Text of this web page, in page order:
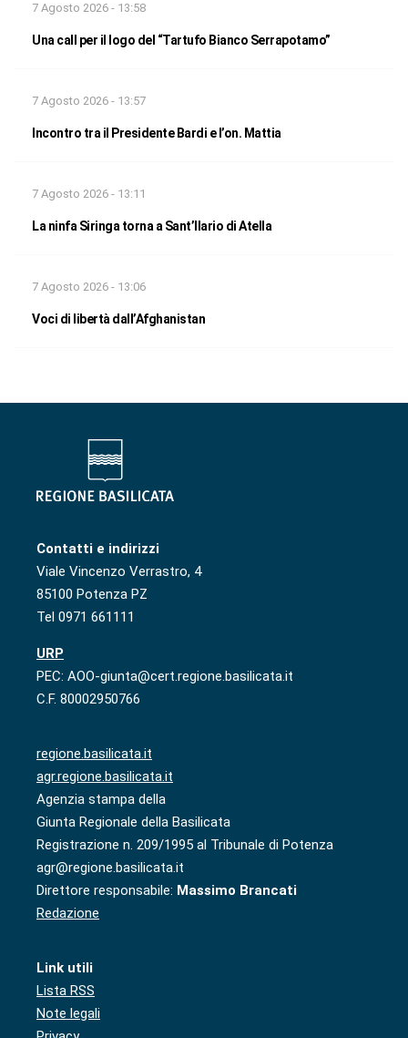
7 Agosto 2026 - 13:58
Una call per il logo del “Tartufo Bianco Serrapotamo”
7 Agosto 2026 - 13:57
Incontro tra il Presidente Bardi e l’on. Mattia
7 Agosto 2026 - 13:11
La ninfa Siringa torna a Sant’Ilario di Atella
7 Agosto 2026 - 13:06
Voci di libertà dall’Afghanistan
Contatti e indirizzi
Viale Vincenzo Verrastro, 4
85100 Potenza PZ
Tel 0971 661111
URP
PEC: AOO-giunta@cert.regione.basilicata.it
C.F. 80002950766
regione.basilicata.it
agr.regione.basilicata.it
Agenzia stampa della
Giunta Regionale della Basilicata
Registrazione n. 209/1995 al Tribunale di Potenza
agr@regione.basilicata.it
Direttore responsabile: Massimo Brancati
Redazione
Link utili
Lista RSS
Note legali